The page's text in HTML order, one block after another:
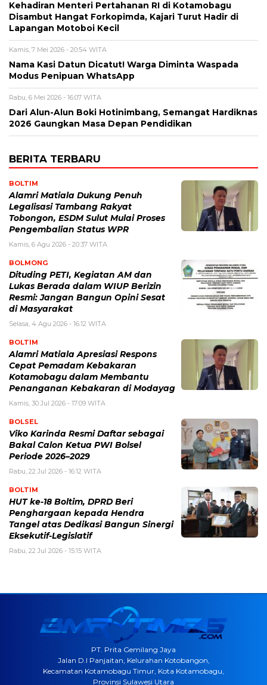
Kehadiran Menteri Pertahanan RI di Kotamobagu
Disambut Hangat Forkopimda, Kajari Turut Hadir di
Lapangan Motoboi Kecil
Kamis, 7 Mei 2026 - 20:54 WITA
Nama Kasi Datun Dicatut! Warga Diminta Waspada
Modus Penipuan WhatsApp
Rabu, 6 Mei 2026 - 16:07 WITA
Dari Alun-Alun Boki Hotinimbang, Semangat Hardiknas
2026 Gaungkan Masa Depan Pendidikan
BERITA TERBARU
BOLTIM
Alamri Matiala Dukung Penuh
Legalisasi Tambang Rakyat
Tobongon, ESDM Sulut Mulai Proses
Pengembalian Status WPR
Kamis, 6 Agu 2026 - 20:37 WITA
BOLMONG
Dituding PETI, Kegiatan AM dan
Lukas Berada dalam WIUP Berizin
Resmi: Jangan Bangun Opini Sesat
di Masyarakat
Selasa, 4 Agu 2026 - 16:12 WITA
BOLTIM
Alamri Matiala Apresiasi Respons
Cepat Pemadam Kebakaran
Kotamobagu dalam Membantu
Penanganan Kebakaran di Modayag
Kamis, 30 Jul 2026 - 17:09 WITA
BOLSEL
Viko Karinda Resmi Daftar sebagai
Bakal Calon Ketua PWI Bolsel
Periode 2026–2029
Rabu, 22 Jul 2026 - 16:12 WITA
BOLTIM
HUT ke-18 Boltim, DPRD Beri
Penghargaan kepada Hendra
Tangel atas Dedikasi Bangun Sinergi
Eksekutif-Legislatif
Rabu, 22 Jul 2026 - 15:15 WITA
PT. Prita Gemilang Jaya
Jalan D.I Panjaitan, Kelurahan Kotobangon,
Kecamatan Kotamobagu Timur, Kota Kotamobagu,
Provinsi Sulawesi Utara